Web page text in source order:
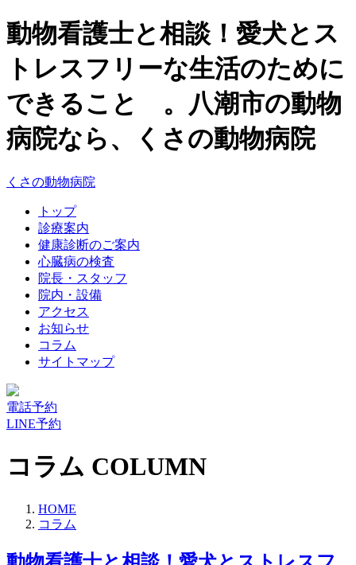
動物看護士と相談！愛犬とス
トレスフリーな生活のために
できること 。八潮市の動物
病院なら、くさの動物病院
くさの動物病院
トップ
診療案内
健康診断のご案内
心臓病の検査
院長・スタッフ
院内・設備
アクセス
お知らせ
コラム
サイトマップ
電話予約
LINE予約
コラム COLUMN
HOME
コラム